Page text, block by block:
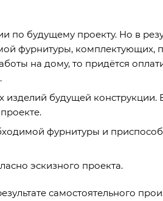
будущему проекту. Но в
фурнитуры,
на дому, то придётся
будущей конструкции.
фурнитуры и
эскизного проекта.
самостоятельного